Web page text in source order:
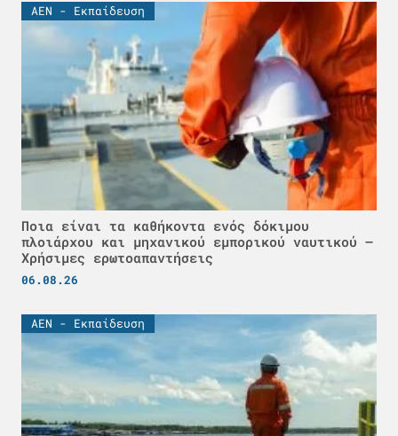
ΑΕΝ - Εκπαίδευση
Ποια είναι τα καθήκοντα ενός δόκιμου
πλοιάρχου και μηχανικού εμπορικού ναυτικού –
Χρήσιμες ερωτοαπαντήσεις
06.08.26
ΑΕΝ - Εκπαίδευση